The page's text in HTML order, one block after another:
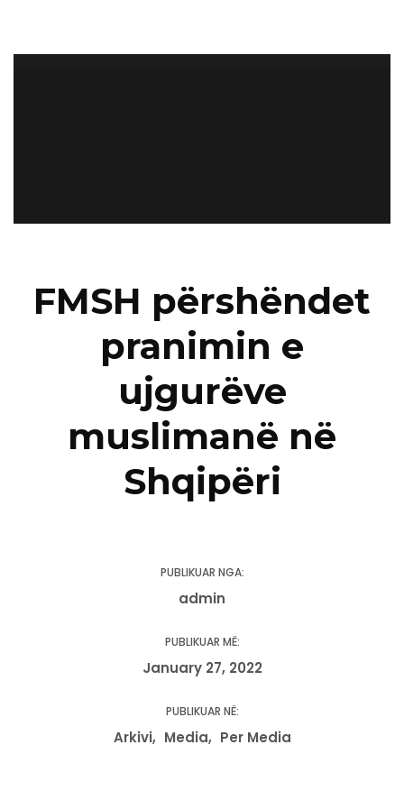
FMSH përshëndet
pranimin e
ujgurëve
muslimanë në
Shqipëri
PUBLIKUAR NGA:
admin
PUBLIKUAR MË:
January 27, 2022
PUBLIKUAR NË:
Arkivi Media Per Media